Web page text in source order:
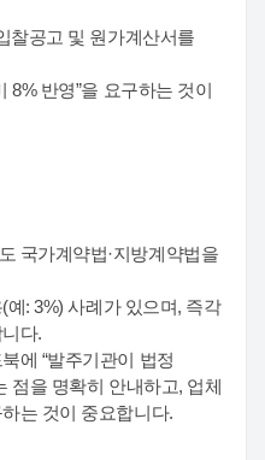
찰공고 및 원가계산서를
8% 반영”을 요구하는 것이
국가계약법·지방계약법을
: 3%) 사례가 있으며, 즉각
다.
에 “발주기관이 법정
점을 명확히 안내하고, 업체
는 것이 중요합니다.